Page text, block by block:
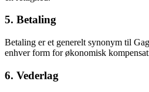
5. Betaling
Betaling er et generelt synonym til
enhver form for økonomisk
6. Vederlag